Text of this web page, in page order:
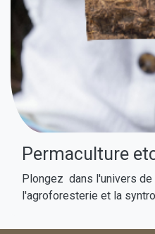
Permaculture
Plongez dans l'univers de
l'agroforesterie et la